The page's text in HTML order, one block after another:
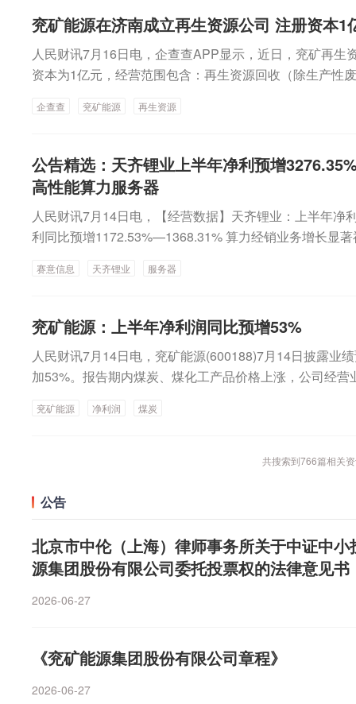
易所采用集中竞价、大宗交易等方式增持公司A股股份，
00万元，不高于人民币10000万元，且增持数量不超过
A股今天上午盘中涨停。港股恒生指数盘中涨幅超过2%
中芯国际、药明生物、老铺黄金等盘中涨幅居前，中电
1.33亿元。截至最新，市场两融余额已连续12个交易日
亿元，其间增长184.76%；其次是恒尚节能，最新融资余
3%，融资余额增幅居前的还有百奥赛图、益诺思等。6
日共有6家公司发布公告，拟进行股份回购，合计回购金
公司预告半年报业绩今日公布业绩预告的共有15家，业
家，预盈2家。多只科技牛股发布业绩。新易盛预计2026
司股东的净利润70亿元—80亿元，同比增长
内公司受益于人工智能相关算力投资持续增长，产品结构
和净利润较上年同期大幅增加。协创数据预计2026年半
净利润为15亿元—19亿元，同比增长247.18%—339.76%
年内累计上涨41.69%，价格也超过5月高点，再创出年内
酸铵等产品价格也均同步上涨。数据来源：安泰科对于价
示：一是部分钼矿山企业主动拉涨出货，带动了其他钼精
近日，江西某矿山256吨钼精矿成交价格为5320元/吨度
交价格为5305—5330元/吨度。二是钢招量价表现良好，
行的《矿产资源法实施条例》，将稀土、钨、钼、镓、锗
入“国家级战略性矿产目录”。我国是全球钼储量第一大国
为100万吨，智利为260万吨，其他地区合计252.10万吨
25年出台相关管制措施，对高纯钼粉、高端钼制品纳入
理。从全球市场来看，钼供需缺口持续扩大。2024年全
型新矿山落地。国内停批新增采矿权、生态红线压减老矿
实施开采总量硬管控，配额逐年下调已成为常态。另外
生品，产出依附于铜矿开采节奏，无法单独因钼价上涨而
下游为钢铁（占比约75%），需求较为稳定；在新能源
速走高。在光伏领域，CIGS薄膜电池单GW装机消耗钼
半导体材料领域，“以钼代钨”正引发市场关注。今年6月
布完成375层3D NAND生产验证，字线材料全面切换为
厂量产。实际上，三星电子早在2024年4月就已经在第九
计划今年下半年推出400层以上的第十代产品。随着3D
层（如SK海力士375层、三星电子400层），钨材料已触
米尺度下的优异导电性和工艺兼容性，正从钢铁添加剂逆
料。从上市公司来看，主业与钼相关A股公司有洛阳钼业
为预增，两者在业绩预告中均提到钼价上涨。洛阳钼业
同比双升，钼钨产品价格显著走高，叠加巴西金矿业务并
兖矿能源在济南成立再生资源公司 注册资本1
人民财讯7月16日电，企查查APP显示，近日，兖矿再
资本为1亿元，经营范围包含：再生资源回收（除生产性
企查查 兖矿能源 再生资源
公告精选：天齐锂业上半年净利预增
高性能算力服务器
人民财讯7月14日电，【经营数据】天齐锂业：上半年
利同比预增1172.53%—1368.31% 算力经销业务增长显
比预增792.09%到1064.97%海德股份：上半年净利同
09.94%佛塑科技：上半年净利润同比预增
和顺石油：上半年净利同比预增384.02%—526.38%海
半年净利润同比预增298.76%—498.14%木林森：上半
利润同比预增288.26%—336.8%东山精密：上半年净利
比预增227.31%—322.77%中国人寿：上半年净利同比
半年归母净利润同比预增169.08%—195.99%兴业银锡
同比预增128.42%—162.68%东方锆业：上半年净利润
预增114.59%—146.61%北方稀土：上半年净利润同比
10.28%—175.27%申通快递：上半年净利润同比预增
至149.24%中电鑫龙：预计上半年净利润同比增长
券：上半年净利润同比预增70%—85%长芯博创：上半
8%—101.70%世纪华通：上半年净利润同比预增
航沈飞：上半年净利同比预减58.23%左右鹏欣资源：
润同比预增55%到70%赤峰黄金：上半年净利润同比预
赛意信息 天齐锂业 服务器
兖矿能源：上半年净利润同比预增53%
人民财讯7月14日电，兖矿能源(600188)7月14日披露业
加53%。报告期内煤炭、煤化工产品价格上涨，公司经
兖矿能源 净利润 煤炭
共搜索到766篇相关
公告
北京市中伦（上海）律师事务所关于中证中
源集团股份有限公司委托投票权的法律意见书
2026-06-27
《兖矿能源集团股份有限公司章程》
2026-06-27